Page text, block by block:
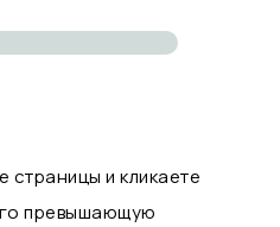
страницы и кликаете
превышающую